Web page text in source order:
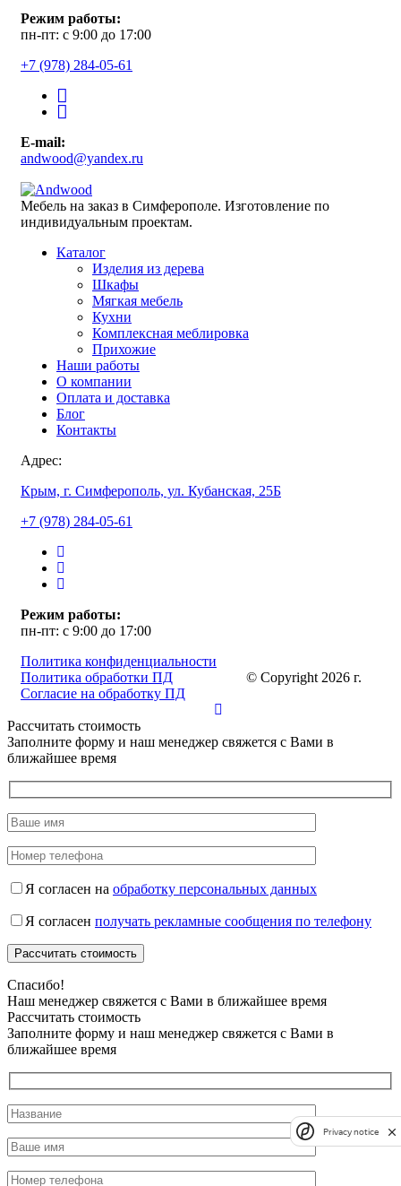
Режим работы:
пн-пт: с 9:00 до 17:00
+7 (978) 284-05-61
E-mail:
andwood@yandex.ru
Мебель на заказ в Симферополе. Изготовление по
индивидуальным проектам.
Каталог
Изделия из дерева
Шкафы
Мягкая мебель
Кухни
Комплексная меблировка
Прихожие
Наши работы
О компании
Оплата и доставка
Блог
Контакты
Адрес:
Крым, г. Симферополь, ул. Кубанская, 25Б
+7 (978) 284-05-61
Режим работы:
пн-пт: с 9:00 до 17:00
Политика конфиденциальности
Политика обработки ПД
Согласие на обработку ПД
© Copyright 2026 г.
Рассчитать стоимость
Заполните форму и наш менеджер свяжется с Вами в
ближайшее время
Я согласен на обработку персональных данных
Я согласен получать рекламные сообщения по телефону
Спасибо!
Наш менеджер свяжется с Вами в ближайшее время
Рассчитать стоимость
Заполните форму и наш менеджер свяжется с Вами в
ближайшее время
Privacy notice